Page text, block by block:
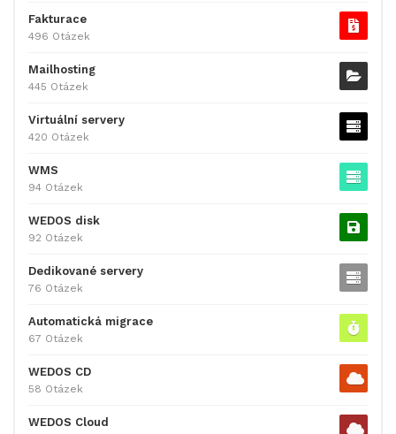
Fakturace
496 Otázek
Mailhosting
445 Otázek
Virtuální servery
420 Otázek
WMS
94 Otázek
WEDOS disk
92 Otázek
Dedikované servery
76 Otázek
Automatická migrace
67 Otázek
WEDOS CD
58 Otázek
WEDOS Cloud